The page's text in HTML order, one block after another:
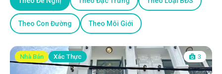
Theo Con Đường Theo Môi Giới
Nhà Bán Xác Thực 3